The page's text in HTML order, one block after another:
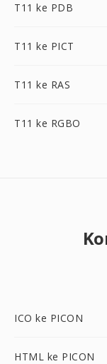
T11 ke PDB
T11 ke PICT
T11 ke RAS
T11 ke RGBO
ICO ke PICON
HTML ke PICON